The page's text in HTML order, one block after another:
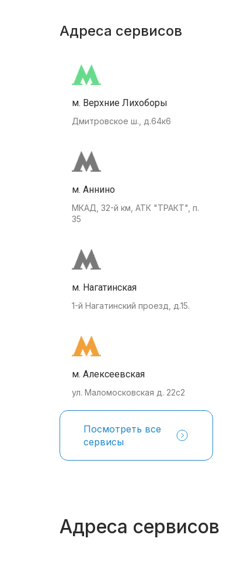
Адреса сервисов
м. Верхние Лихоборы
Дмитровское ш., д.64к6
м. Аннино
МКАД, 32-й км, АТК "ТРАКТ", п.
35
м. Нагатинская
1-й Нагатинский проезд, д.15.
м. Алексеевская
ул. Маломосковская д. 22с2
Посмотреть все
сервисы
Адреса сервисов